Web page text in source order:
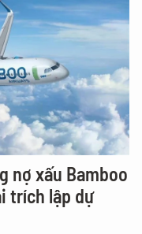
nợ xấu Bamboo
trích lập dự